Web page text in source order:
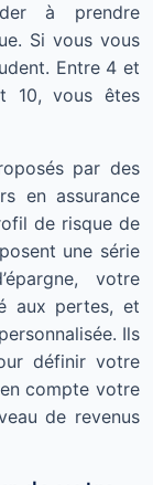
à prendre
Si vous vous
Entre 4 et
10, vous êtes
par des
en assurance
de risque de
une série
votre
aux pertes, et
Ils
définir votre
compte votre
de revenus